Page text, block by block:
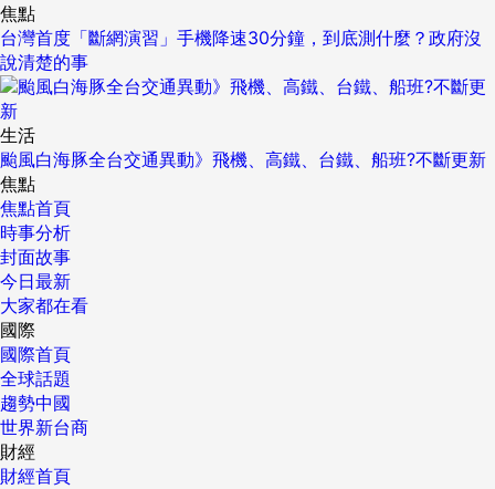
焦點
台灣首度「斷網演習」手機降速30分鐘，到底測什麼？政府沒
說清楚的事
生活
颱風白海豚全台交通異動》飛機、高鐵、台鐵、船班?不斷更新
焦點
焦點首頁
時事分析
封面故事
今日最新
大家都在看
國際
國際首頁
全球話題
趨勢中國
世界新台商
財經
財經首頁